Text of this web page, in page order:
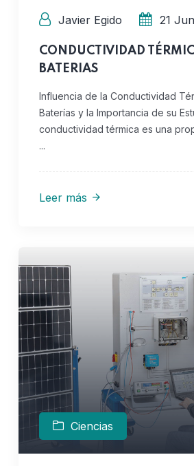
Javier Egido 21
CONDUCTIVIDAD
BATERIAS
Influencia de la Conductividad
Baterías y la Importancia de su
conductividad térmica es una
...
Leer más
Ciencias